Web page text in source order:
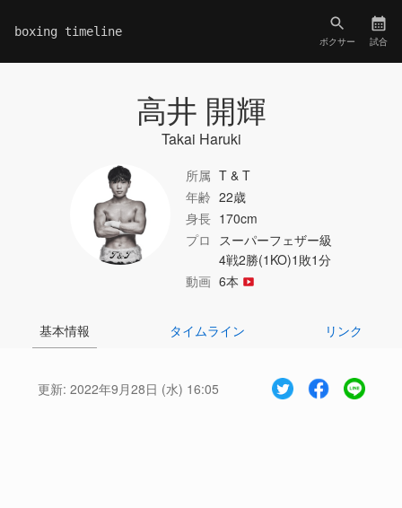
boxing timeline
ボクサー 試合
高井 開輝
Takai Haruki
所属 T & T
年齢 22歳
身長 170cm
プロ スーパーフェザー級
4戦2勝(1KO)1敗1分
動画 6本
基本情報 タイムライン リンク
更新: 2022年9月28日 (水) 16:05